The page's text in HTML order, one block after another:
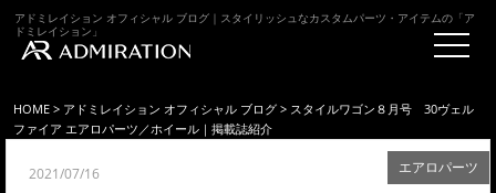
アドミレイション オフィシャル ブログ｜スタイリッシュなカスタムパーツ・アイテムの「ア
ドミレイション」
HOME > アドミレイション オフィシャル ブログ > スタイルワゴン８月号 30ヴェル
ファイア エアロパーツ／ホイール｜掲載誌紹介
エアロパーツ
2021/07/16